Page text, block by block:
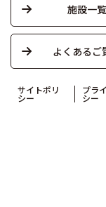
施設一覧
よくあるご
サイトポリ
シー
プラ
シー